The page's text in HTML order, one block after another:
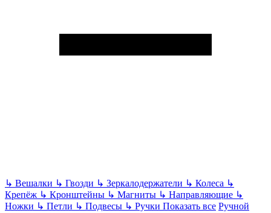
↳ Вешалки ↳ Гвозди ↳ Зеркалодержатели ↳ Колеса ↳
Крепёж ↳ Кронштейны ↳ Магниты ↳ Направляющие ↳
Ножки ↳ Петли ↳ Подвесы ↳ Ручки Показать все Ручной